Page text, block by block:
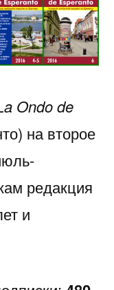
Ondo de
на второе
редакция
и